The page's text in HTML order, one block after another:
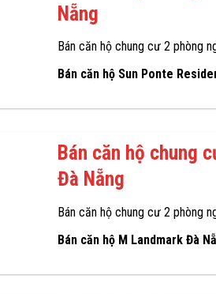
Nẵng
Bán căn hộ chung cư 2 phòng
Bán căn hộ Sun Ponte
Bán căn hộ chung
Đà Nẵng
Bán căn hộ chung cư 2 phòng
Bán căn hộ M Landmark Đà